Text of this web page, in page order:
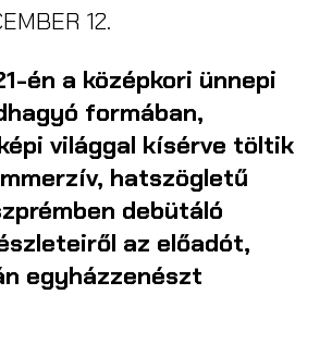
12.
én a középkori ünnepi
formában,
világgal kísérve töltik
hatszögletű
debütáló
az előadót,
egyházzenészt